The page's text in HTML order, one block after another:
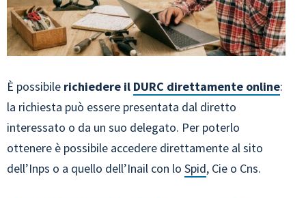
È possibile richiedere il DURC direttamente online:
la richiesta può essere presentata dal diretto
interessato o da un suo delegato. Per poterlo
ottenere è possibile accedere direttamente al sito
dell’Inps o a quello dell’Inail con lo Spid, Cie o Cns.